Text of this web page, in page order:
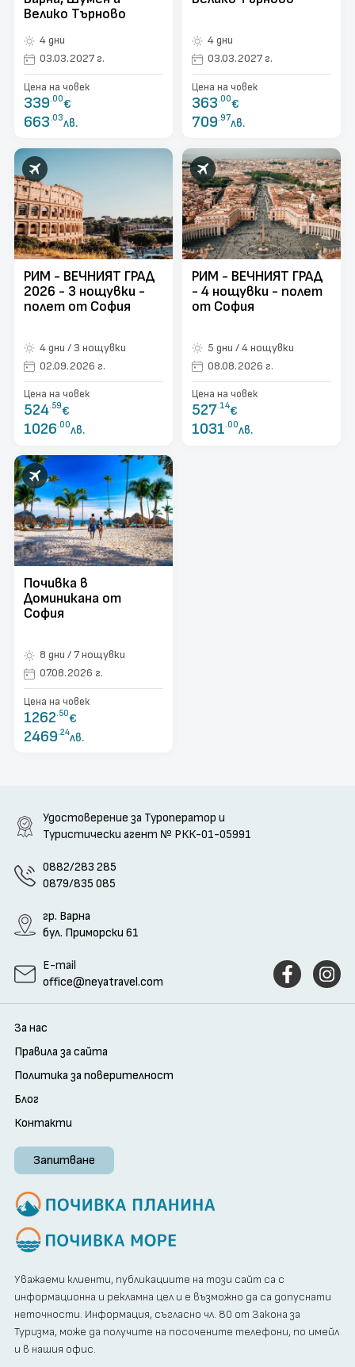
Велико Търново
4 дни
03.03.2027 г.
Цена на човек
339.00€
663.03лв.
4 дни
03.03.2027 г.
Цена на човек
363.00€
709.97лв.
РИМ - ВЕЧНИЯТ ГРАД
2026 - 3 нощувки -
полет от София
4 дни / 3 нощувки
02.09.2026 г.
Цена на човек
524.59€
1026.00лв.
РИМ - ВЕЧНИЯТ ГРАД
- 4 нощувки - полет
от София
5 дни / 4 нощувки
08.08.2026 г.
Цена на човек
527.14€
1031.00лв.
Почивка в
Доминикана от
София
8 дни / 7 нощувки
07.08.2026 г.
Цена на човек
1262 .50€
2469 .24лв.
Удостоверение за Туроператор и
Туристически агент № РКК-01-05991
0882/283 285
0879/835 085
гр. Варна
бул. Приморски 61
E-mail
office@neyatravel.com
За нас
Правила за сайта
Политика за поверителност
Блог
Контакти
Запитване
Уважаеми клиенти, публикациите на този сайт са с
информационна и рекламна цел и е възможно да са допуснати
неточности. Информация, съгласно чл. 80 от Закона за
Туризма, може да получите на посочените телефони, по имейл
и в нашия офис.